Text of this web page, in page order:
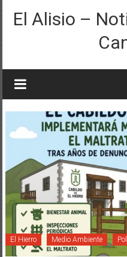
El Alisio –
El Hierro Medio Ambiente